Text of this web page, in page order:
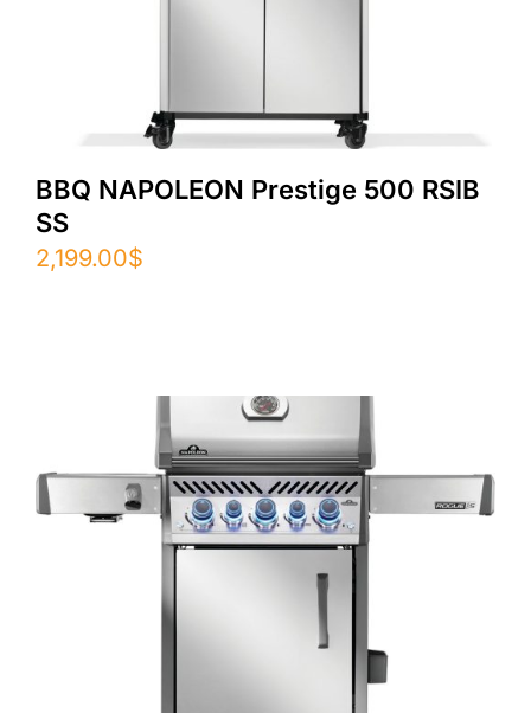
BBQ NAPOLEON Prestige 500 RSIB
SS
2,199.00$